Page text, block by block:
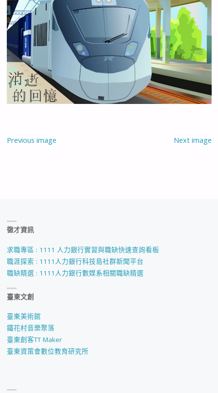
Previous image Next image
徵才資訊
求職專區 : 1111 人力銀行實習與職缺快速查詢看板
職涯探索 : 1111人力銀行科技島社群新聞平台
職缺精選 : 1111人力銀行數媒系相關職缺精選
臺東文創
臺東美術館
鐵花村音樂聚落
臺東創客TT Maker
臺東資策會數位教育研究所